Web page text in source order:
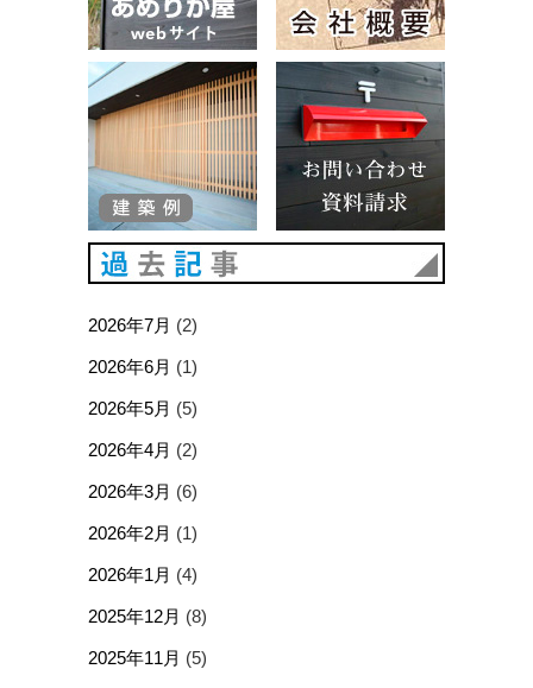
2026年7月 (2)
2026年6月 (1)
2026年5月 (5)
2026年4月 (2)
2026年3月 (6)
2026年2月 (1)
2026年1月 (4)
2025年12月 (8)
2025年11月 (5)